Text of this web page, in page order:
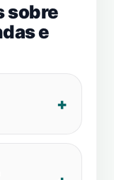
sobre
e